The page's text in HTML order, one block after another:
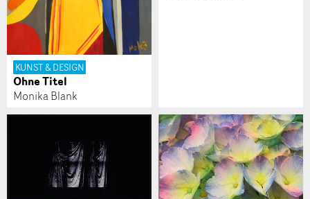
KUNST & DESIGN
Ohne Titel
Monika Blank